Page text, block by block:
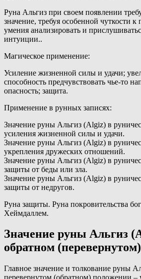
Руна Альгиз при своем появлении
значение, требуя особенной чуткости к
умения анализировать и
интуиции..
Магическое применение:
Усиление жизненной силы и удачи;
способность предчувствовать чье-то
опасность; защита.
Применение в рунных записях:
Значение руны Альгиз (Algiz) в
усиления жизненной силы и удачи.
Значение руны Альгиз (Algiz) в
укрепления дружеских отношений.
Значение руны Альгиз (Algiz) в
защиты от беды или зла.
Значение руны Альгиз (Algiz) в
защиты от недругов.
Руна защиты. Руна покровительства
Хеймдаллем.
Значение руны Альгиз
обратном
Главное значение и толкование руны